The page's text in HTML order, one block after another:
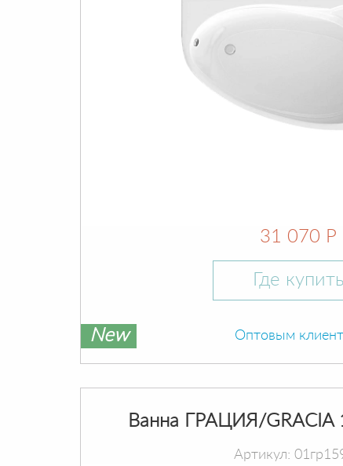
31 070 Р
Где купить
New Оптовым
Ванна ГРАЦИЯ/GRACIA
Артикул: